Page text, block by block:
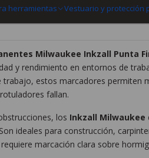
herramientas Vestuario y protección
Milwaukee Inkzall Punta
y rendimiento en entornos de
trabajo, estos marcadores permiten
fallan.
los Inkzall Milwaukee
ideales para construcción,
marcación clara sobre